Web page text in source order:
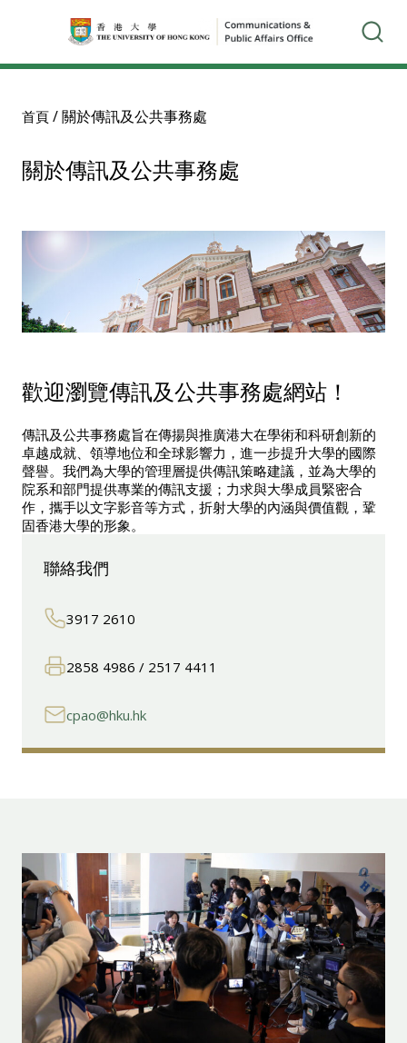
首頁 /關於傳訊及公共事務處
關於傳訊及公共事務處
歡迎瀏覽傳訊及公共事務處網站！
傳訊及公共事務處旨在傳揚與推廣港大在學術和科研創新的
卓越成就、領導地位和全球影響力，進一步提升大學的國際
聲譽。我們為大學的管理層提供傳訊策略建議，並為大學的
院系和部門提供專業的傳訊支援；力求與大學成員緊密合
作，攜手以文字影音等方式，折射大學的內涵與價值觀，鞏
固香港大學的形象。
聯絡我們
3917 2610
2858 4986 / 2517 4411
cpao@hku.hk